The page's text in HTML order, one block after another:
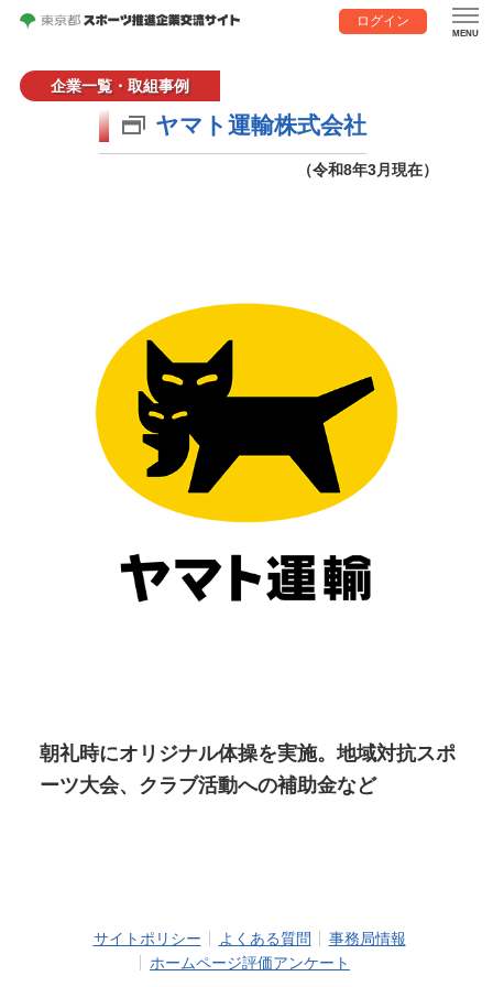
ログイン
企業一覧・取組事例
ヤマト運輸株式会社
（令和8年3月現在）
朝礼時にオリジナル体操を実施。地域対抗スポ
ーツ大会、クラブ活動への補助金など
サイトポリシー よくある質問
事務局情報
ホームページ評価アンケート